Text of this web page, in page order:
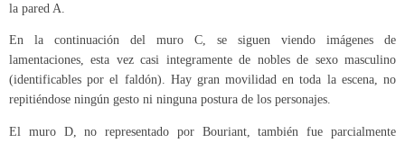
la pared A.
En la continuación del muro C, se siguen viendo imágenes de
lamentaciones, esta vez casi integramente de nobles de sexo masculino
(identificables por el faldón). Hay gran movilidad en toda la escena, no
repitiéndose ningún gesto ni ninguna postura de los personajes.
El muro D, no representado por Bouriant, también fue parcialmente